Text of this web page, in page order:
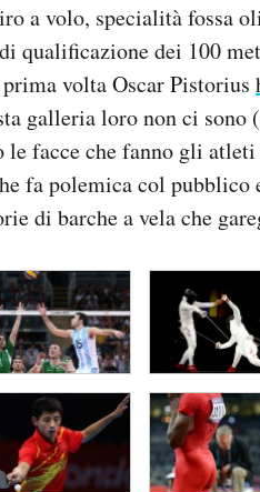
a volo, specialità fossa
qualificazione dei 100
volta Oscar Pistorius
galleria loro non ci
facce che fanno gli
fa polemica col pubblico
di barche a vela che